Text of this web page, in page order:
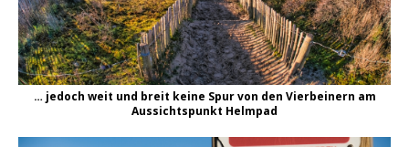
… jedoch weit und breit keine Spur von den Vierbeinern am
Aussichtspunkt Helmpad